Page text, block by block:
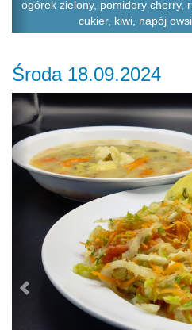
ogórek zielony, pomidory cherry,
cukier, kiwi, napój
Środa 18.09.2024
Previous